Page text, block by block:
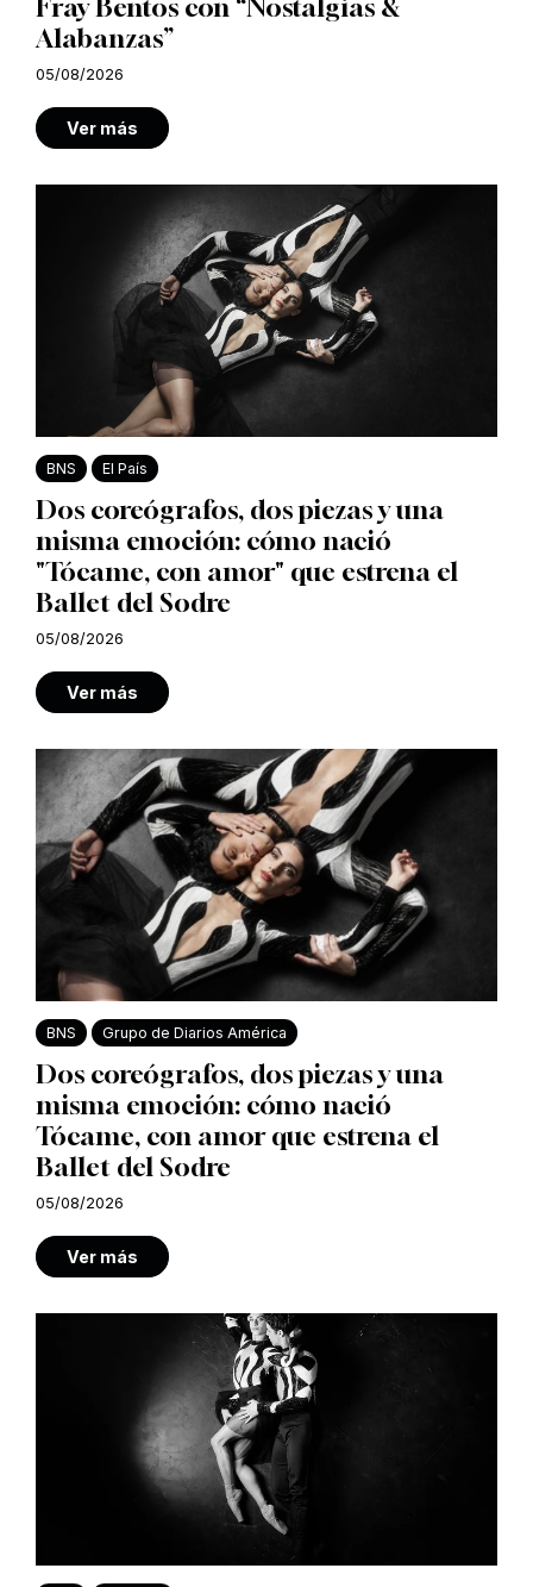
Fray Bentos con “Nostalgias &
Alabanzas”
05/08/2026
Ver más
BNS El País
Dos coreógrafos, dos piezas y una
misma emoción: cómo nació
"Tócame, con amor" que estrena el
Ballet del Sodre
05/08/2026
Ver más
BNS Grupo de Diarios América
Dos coreógrafos, dos piezas y una
misma emoción: cómo nació
Tócame, con amor que estrena el
Ballet del Sodre
05/08/2026
Ver más